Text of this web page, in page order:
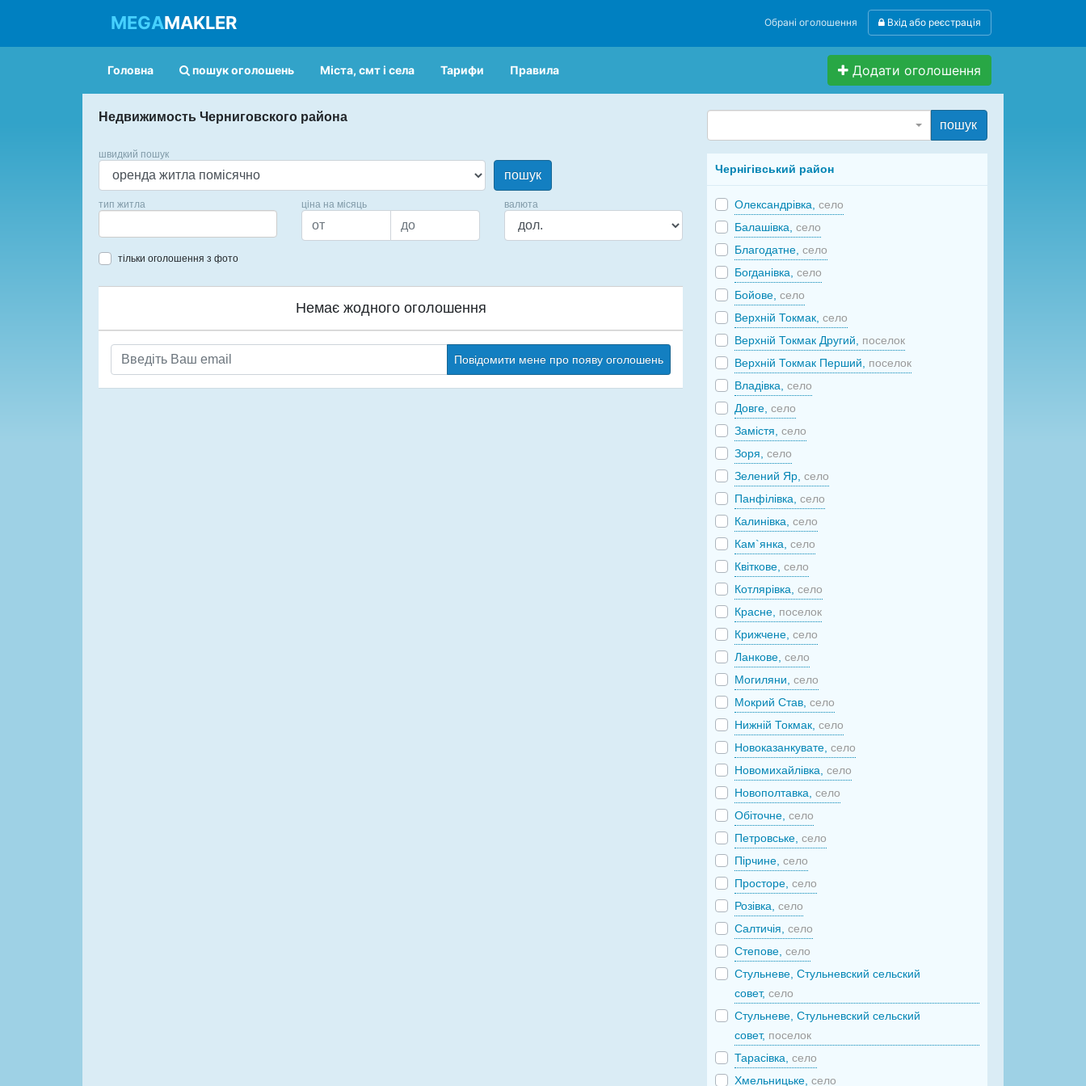
MEGAMAKLER Обрані оголошення Вхід або реєстрація
Головна пошук оголошень Міста, смт і села Тарифи Правила Додати оголошення
Недвижимость Черниговского района
швидкий пошук
пошук
тип житла ціна на місяць валюта
тільки оголошення з фото
Немає жодного оголошення
Повідомити мене про появу оголошень
пошук
Чернігівський район
Олександрівка,село
Балашівка,село
Благодатне,село
Богданівка,село
Бойове,село
Верхній Токмак,село
Верхній Токмак Другий, поселок
Верхній Токмак Перший, поселок
Владівка,село
Довге,село
Замістя,село
Зоря,село
Зелений Яр,село
Панфілівка,село
Калинівка,село
Кам`янка,село
Квіткове,село
Котлярівка,село
Красне, поселок
Крижчене,село
Ланкове,село
Могиляни,село
Мокрий Став,село
Нижній Токмак,село
Новоказанкувате,село
Новомихайлівка,село
Новополтавка,село
Обіточне,село
Петровське,село
Пірчине,село
Просторе,село
Розівка,село
Салтичія,село
Степове,село
Стульневе, Стульневский сельский
совет,село
Стульневе, Стульневский сельский
совет, поселок
Тарасівка,село
Хмельницьке,село